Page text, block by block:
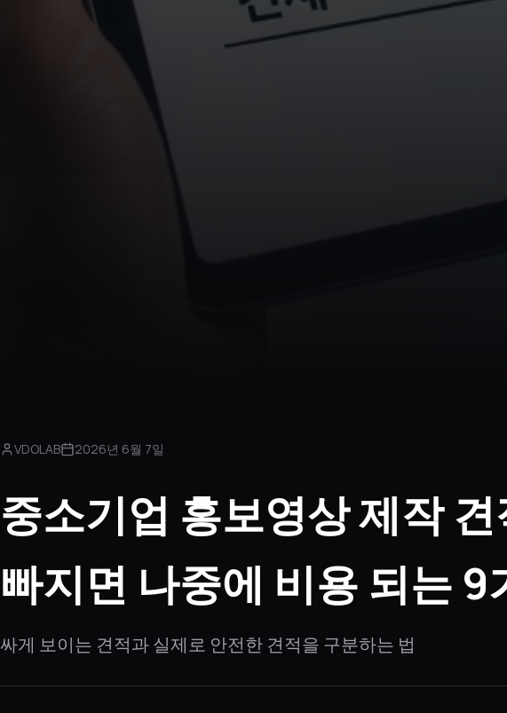
VDOLAB 2026년 6월 7일
중소기업 홍보영상 제작
빠지면 나중에 비용 되는 9
싸게 보이는 견적과 실제로 안전한 견적을 구분하는 법